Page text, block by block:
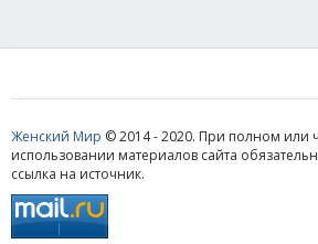
Женский Мир © 2014 - 2020. При полном или
использовании материалов сайта
ссылка на источник.